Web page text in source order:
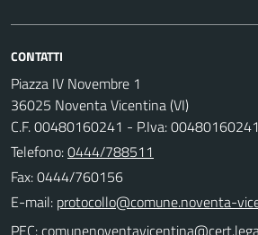
CONTATTI
Piazza IV Novembre 1
36025 Noventa Vicentina (VI)
C.F. 00480160241 - P.Iva: 00480160241
Telefono:0444/788511
Fax: 0444/760156
E-mail:
PEC: